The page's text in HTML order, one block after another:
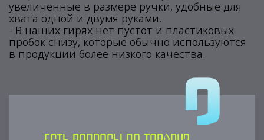
увеличенные в размере ручки, удобные для
хвата одной и двумя руками.
- В наших гирях нет пустот и пластиковых
пробок снизу, которые обычно используются
в продукции более низкого качества.